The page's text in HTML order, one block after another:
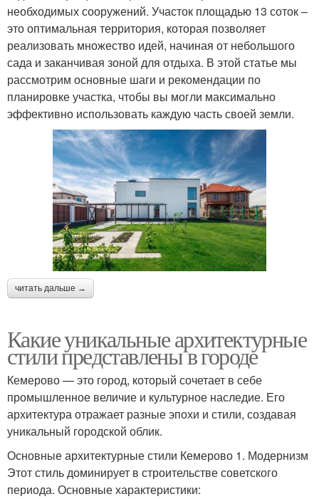
необходимых сооружений. Участок площадью 13 соток –
это оптимальная территория, которая позволяет
реализовать множество идей, начиная от небольшого
сада и заканчивая зоной для отдыха. В этой статье мы
рассмотрим основные шаги и рекомендации по
планировке участка, чтобы вы могли максимально
эффективно использовать каждую часть своей земли.
читать дальше →
Какие уникальные архитектурные
стили представлены в городе
Кемерово — это город, который сочетает в себе
промышленное величие и культурное наследие. Его
архитектура отражает разные эпохи и стили, создавая
уникальный городской облик.
Основные архитектурные стили Кемерово 1. Модернизм
Этот стиль доминирует в строительстве советского
периода. Основные характеристики: